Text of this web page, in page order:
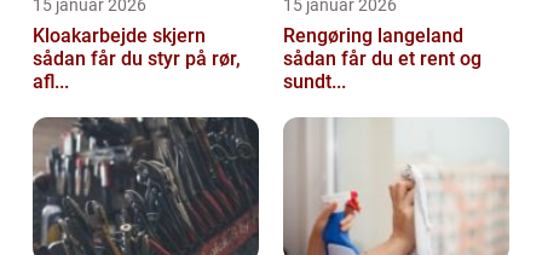
15 januar 2026
Kloakarbejde skjern
sådan får du styr på rør,
afl...
15 januar 2026
Rengøring langeland
sådan får du et rent og
sundt...